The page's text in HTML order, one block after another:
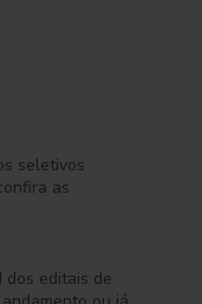
seletivos
as
dos editais de